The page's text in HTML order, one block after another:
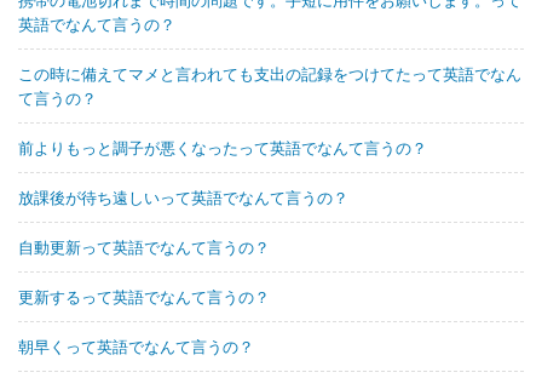
英語でなんて言うの？
この時に備えてマメと言われても支出の記録をつけてたって英語でなん
て言うの？
前よりもっと調子が悪くなったって英語でなんて言うの？
放課後が待ち遠しいって英語でなんて言うの？
自動更新って英語でなんて言うの？
更新するって英語でなんて言うの？
朝早くって英語でなんて言うの？